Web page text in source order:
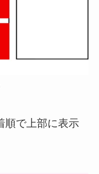
で上部に表示